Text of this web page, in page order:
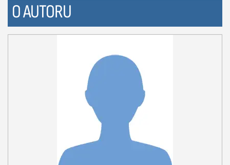
O AUTORU